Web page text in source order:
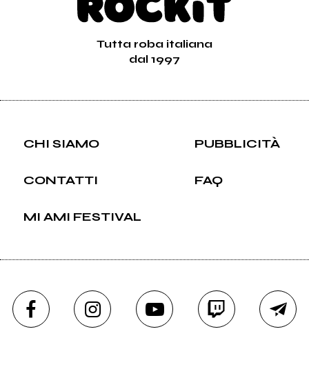
Tutta roba italiana
dal 1997
CHI SIAMO PUBBLICITÀ
CONTATTI FAQ
MI AMI FESTIVAL